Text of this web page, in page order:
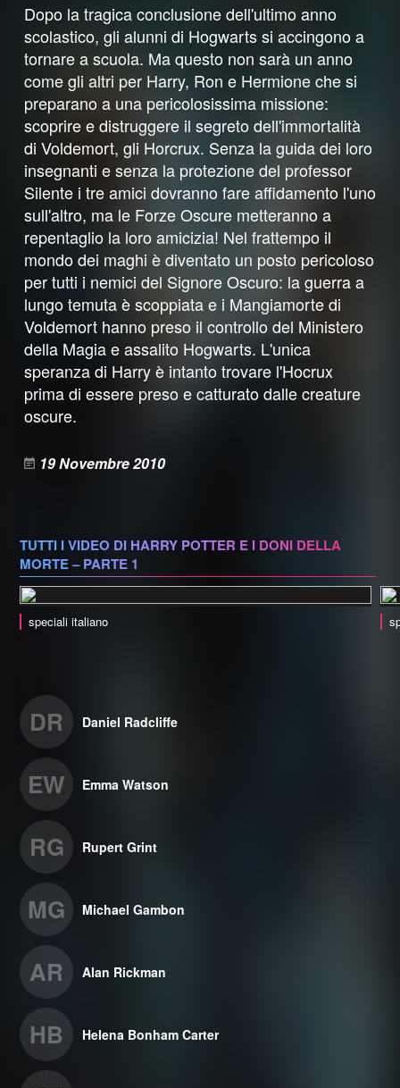
Dopo la tragica conclusione dell'ultimo anno
scolastico, gli alunni di Hogwarts si accingono a
tornare a scuola. Ma questo non sarà un anno
come gli altri per Harry, Ron e Hermione che si
preparano a una pericolosissima missione:
scoprire e distruggere il segreto dell'immortalità
di Voldemort, gli Horcrux. Senza la guida dei loro
insegnanti e senza la protezione del professor
Silente i tre amici dovranno fare affidamento l'uno
sull'altro, ma le Forze Oscure metteranno a
repentaglio la loro amicizia! Nel frattempo il
mondo dei maghi è diventato un posto pericoloso
per tutti i nemici del Signore Oscuro: la guerra a
lungo temuta è scoppiata e i Mangiamorte di
Voldemort hanno preso il controllo del Ministero
della Magia e assalito Hogwarts. L'unica
speranza di Harry è intanto trovare l'Hocrux
prima di essere preso e catturato dalle creature
oscure.
19 Novembre 2010
TUTTI I VIDEO DI HARRY POTTER E I DONI DELLA
MORTE – PARTE 1
speciali italiano
DR Daniel Radcliffe
EW Emma Watson
RG Rupert Grint
MG Michael Gambon
AR Alan Rickman
HB Helena Bonham Carter